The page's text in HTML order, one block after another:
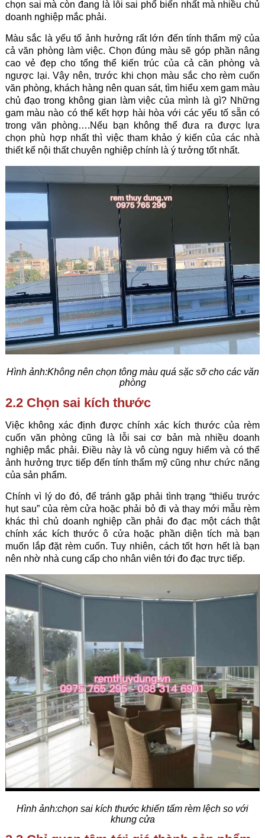
chọn sai mà còn đang là lỗi sai phổ biến nhất mà nhiều chủ
doanh nghiệp mắc phải.
Màu sắc là yếu tố ảnh hưởng rất lớn đến tính thẩm mỹ của
cả văn phòng làm việc. Chọn đúng màu sẽ góp phần nâng
cao vẻ đẹp cho tổng thể kiến trúc của cả căn phòng và
ngược lại. Vậy nên, trước khi chọn màu sắc cho rèm cuốn
văn phòng, khách hàng nên quan sát, tìm hiểu xem gam màu
chủ đạo trong không gian làm việc của mình là gì? Những
gam màu nào có thể kết hợp hài hòa với các yếu tố sẵn có
trong văn phòng….Nếu bạn không thể đưa ra được lựa
chọn phù hợp nhất thì việc tham khảo ý kiến của các nhà
thiết kế nội thất chuyên nghiệp chính là ý tưởng tốt nhất.
Hình ảnh:Không nên chọn tông màu quá sặc sỡ cho các văn
phòng
2.2 Chọn sai kích thước
Việc không xác định được chính xác kích thước của rèm
cuốn văn phòng cũng là lỗi sai cơ bản mà nhiều doanh
nghiệp mắc phải. Điều này là vô cùng nguy hiểm và có thể
ảnh hưởng trực tiếp đến tính thẩm mỹ cũng như chức năng
của sản phẩm.
Chính vì lý do đó, để tránh gặp phải tình trạng “thiếu trước
hụt sau” của rèm cửa hoặc phải bỏ đi và thay mới mẫu rèm
khác thì chủ doanh nghiệp cần phải đo đạc một cách thật
chính xác kích thước ô cửa hoặc phần diện tích mà bạn
muốn lắp đặt rèm cuốn. Tuy nhiên, cách tốt hơn hết là bạn
nên nhờ nhà cung cấp cho nhân viên tới đo đạc trực tiếp.
Hình ảnh:chọn sai kích thước khiến tấm rèm lệch so với
khung cửa